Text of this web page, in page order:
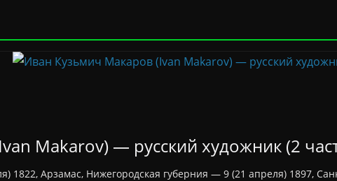
Makarov) — русский художник (2
1822, Арзамас, Нижегородская губерния — 9 (21 апреля) 1897,